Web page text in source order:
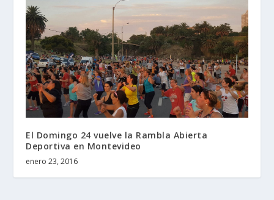
El Domingo 24 vuelve la Rambla Abierta
Deportiva en Montevideo
enero 23, 2016